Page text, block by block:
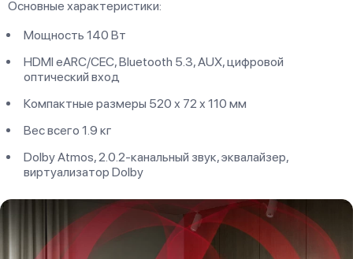
Основные характеристики:
Мощность 140 Вт
HDMI eARC/CEC, Bluetooth 5.3, AUX, цифровой
оптический вход
Компактные размеры 520 х 72 х 110 мм
Вес всего 1.9 кг
Dolby Atmos, 2.0.2-канальный звук, эквалайзер,
виртуализатор Dolby